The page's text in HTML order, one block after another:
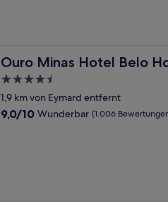
Ouro Minas Hotel Belo
Ouro Minas Hotel Belo
4.5-
Sterne-
Unterkunft
1,9 km von Eymard entfernt
9.0
9,0/10 Wunderbar (1.006